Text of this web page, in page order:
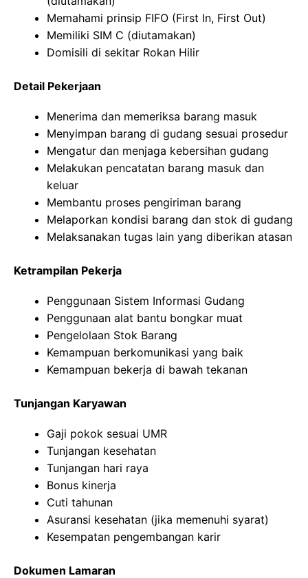
Memahami prinsip FIFO (First In, First Out)
Memiliki SIM C (diutamakan)
Domisili di sekitar Rokan Hilir
Detail Pekerjaan
Menerima dan memeriksa barang masuk
Menyimpan barang di gudang sesuai prosedur
Mengatur dan menjaga kebersihan gudang
Melakukan pencatatan barang masuk dan
keluar
Membantu proses pengiriman barang
Melaporkan kondisi barang dan stok di gudang
Melaksanakan tugas lain yang diberikan atasan
Ketrampilan Pekerja
Penggunaan Sistem Informasi Gudang
Penggunaan alat bantu bongkar muat
Pengelolaan Stok Barang
Kemampuan berkomunikasi yang baik
Kemampuan bekerja di bawah tekanan
Tunjangan Karyawan
Gaji pokok sesuai UMR
Tunjangan kesehatan
Tunjangan hari raya
Bonus kinerja
Cuti tahunan
Asuransi kesehatan (jika memenuhi syarat)
Kesempatan pengembangan karir
Dokumen Lamaran